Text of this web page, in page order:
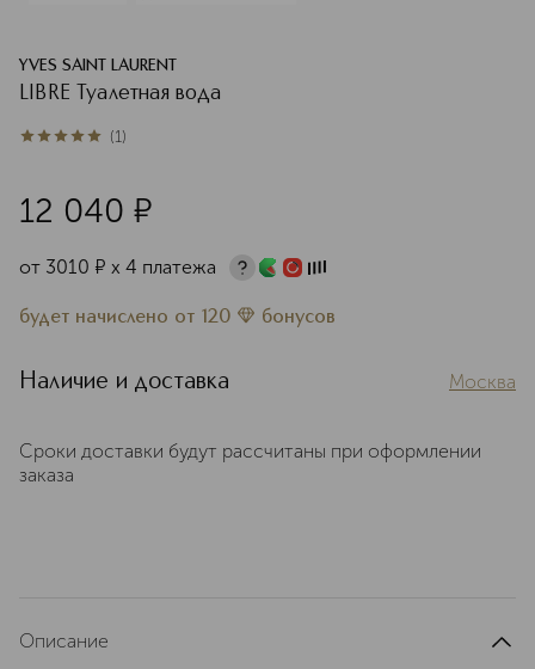
YVES SAINT LAURENT
LIBRE Туалетная вода
5из 51 (1)
12 040 ¤
от 3010 ¤ х 4 платежа
будет начислено от 120 бонусов
Наличие и доставка Москва
Сроки доставки будут рассчитаны при оформлении
заказа
Описание